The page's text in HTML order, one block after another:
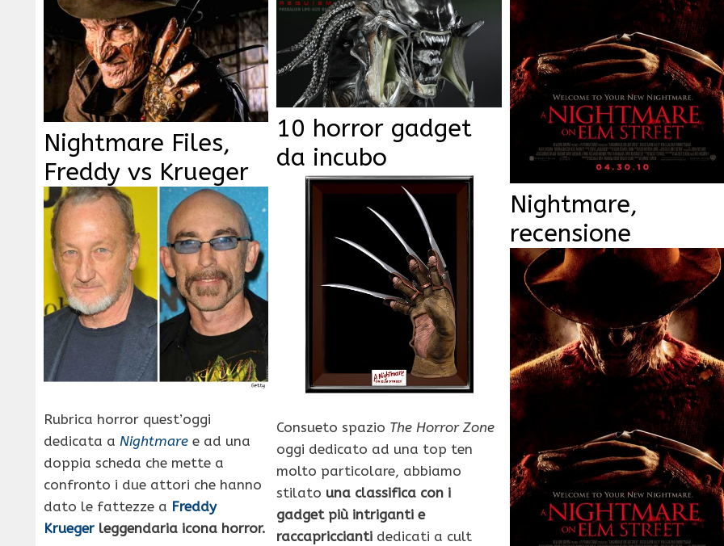
Nightmare,
recensione
Nightmare Files,
Freddy vs Krueger
Rubrica horror quest’oggi
dedicata a Nightmare e ad una
doppia scheda che mette a
confronto i due attori che hanno
dato le fattezze a Freddy
Krueger leggendaria icona horror.
10 horror gadget
da incubo
Consueto spazio The Horror Zone
oggi dedicato ad una top ten
molto particolare, abbiamo
stilato una classifica con i
gadget più intriganti e
raccapriccianti dedicati a cult